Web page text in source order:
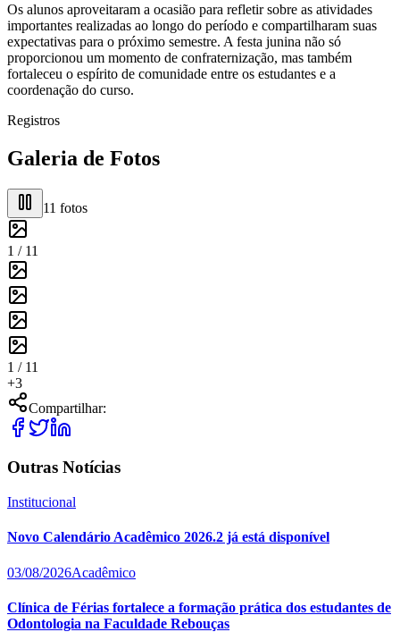
Os alunos aproveitaram a ocasião para refletir sobre as atividades
importantes realizadas ao longo do período e compartilharam suas
expectativas para o próximo semestre. A festa junina não só
proporcionou um momento de confraternização, mas também
fortaleceu o espírito de comunidade entre os estudantes e a
coordenação do curso.
Registros
Galeria de Fotos
11 fotos
1 / 11
1 / 11
+3
Compartilhar:
Outras Notícias
Institucional
Novo Calendário Acadêmico 2026.2 já está disponível
03/08/2026Acadêmico
Clínica de Férias fortalece a formação prática dos estudantes de
Odontologia na Faculdade Rebouças